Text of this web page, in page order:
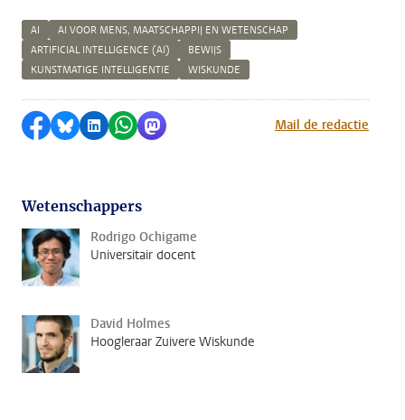
AI
AI VOOR MENS, MAATSCHAPPIJ EN WETENSCHAP
ARTIFICIAL INTELLIGENCE (AI)
BEWIJS
KUNSTMATIGE INTELLIGENTIE
WISKUNDE
Delen op Facebook
Delen via Bluesky
Delen op LinkedIn
Delen via WhatsApp
Delen via MastodonMail de redactie
Wetenschappers
Rodrigo Ochigame
Universitair docent
David Holmes
Hoogleraar Zuivere Wiskunde